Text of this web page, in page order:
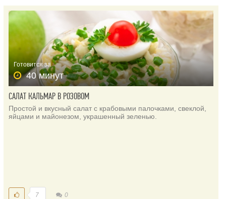
Готовится за
40 минут
САЛАТ КАЛЬМАР В РОЗОВОМ
Простой и вкусный салат с крабовыми палочками, свеклой,
яйцами и майонезом, украшенный зеленью.
7 0